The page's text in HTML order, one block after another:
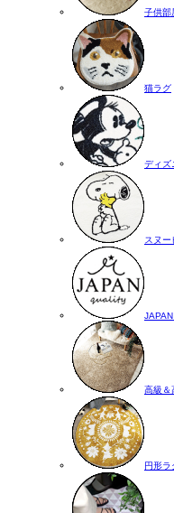
子供部
猫ラグ
ディズ
スヌー
高級＆
円形ラ